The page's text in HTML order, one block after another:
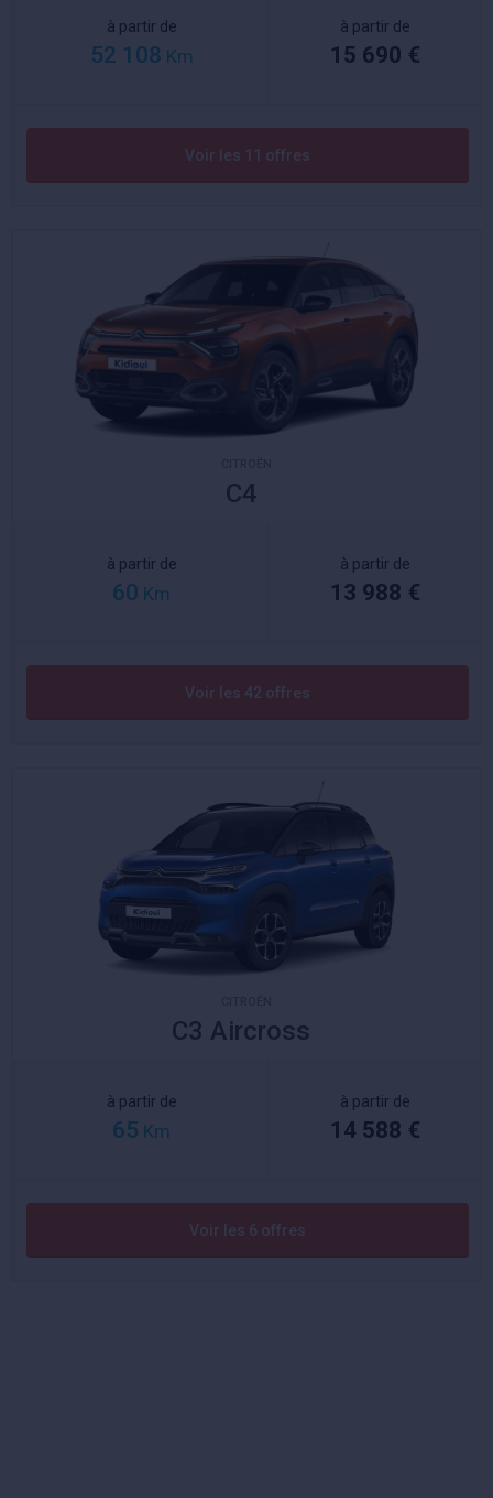
à partir de
52 108 Km
à partir de
15 690 €
Voir les 11 offres
C4
à partir de
60 Km
à partir de
13 988 €
Voir les 42 offres
C3 Aircross
à partir de
65 Km
à partir de
14 588 €
Voir les 6 offres